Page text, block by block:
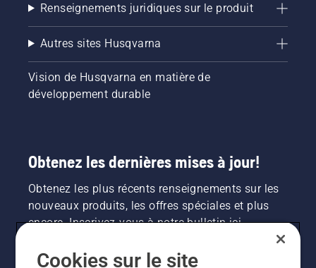
Renseignements juridiques sur le produit
Autres sites Husqvarna
Vision de Husqvarna en matière de
développement durable
Obtenez les dernières mises à jour!
Obtenez les plus récents renseignements sur les
nouveaux produits, les offres spéciales et plus
encore. Inscrivez-vous à notre bulletin ici.
INSCRIPTION À LA NEWSLETTER
Cookies sur le site